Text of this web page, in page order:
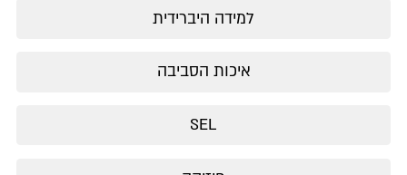
למידה היברידית
איכות הסביבה
SEL